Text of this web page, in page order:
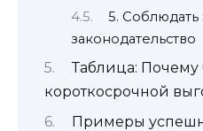
5.
законодательство
Таблица: Почему
короткосрочной
Примеры